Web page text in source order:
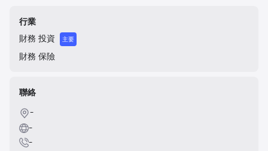
Financials," for soliciting investments from residents
without being registered or licensed to do so. The websites
previously associated with this entity are now defunct, and
it is widely considered to be a scam.
行業
財務 投資 主要
財務 保險
聯絡
-
-
-